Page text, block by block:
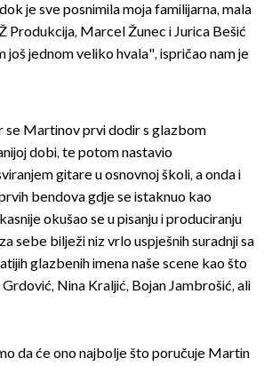
je sve posnimila moja familijarna, mala
Produkcija, Marcel Žunec i Jurica Bešić
još jednom veliko hvala", ispričao nam je
se Martinov prvi dodir s glazbom
dobi, te potom nastavio
gitare u osnovnoj školi, a onda i
bendova gdje se istaknuo kao
okušao se u pisanju i produciranju
sebe bilježi niz vrlo uspješnih suradnji sa
glazbenih imena naše scene kao što
Nina Kraljić, Bojan Jambrošić, ali
da će ono najbolje što poručuje Martin